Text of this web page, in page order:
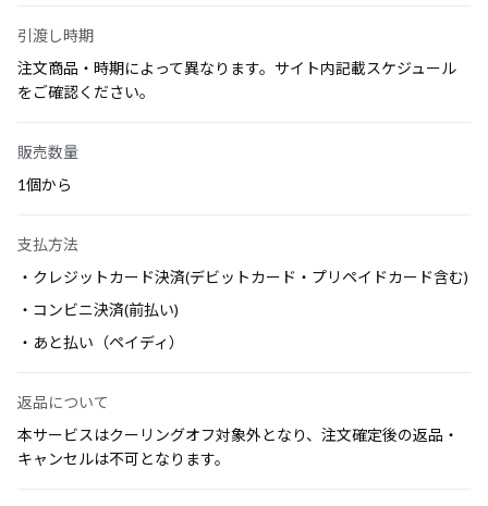
引渡し時期
注文商品・時期によって異なります。サイト内記載スケジュール
をご確認ください。
販売数量
1個から
支払方法
・クレジットカード決済(デビットカード・プリペイドカード含む)
・コンビニ決済(前払い)
・あと払い（ペイディ）
返品について
本サービスはクーリングオフ対象外となり、注文確定後の返品・
キャンセルは不可となります。